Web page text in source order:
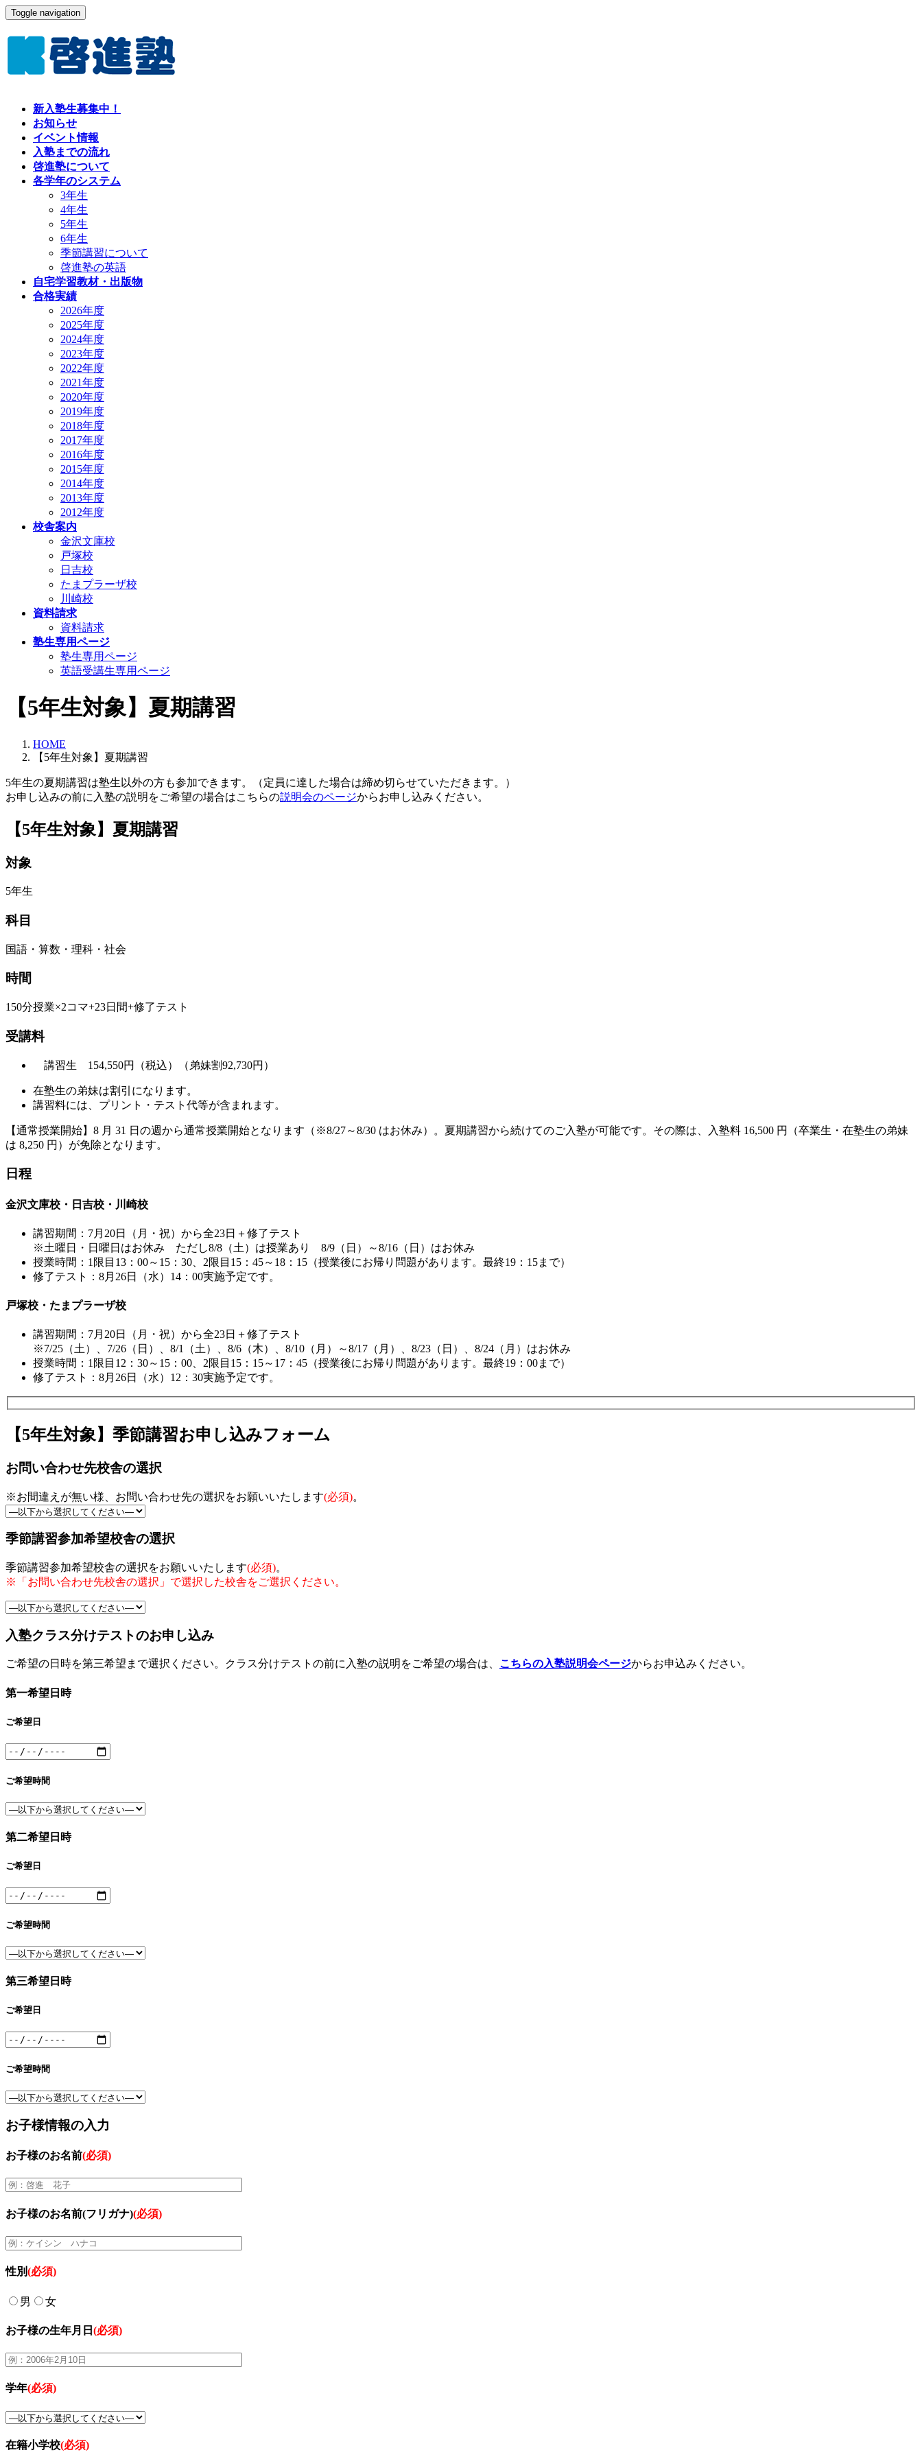
Toggle navigation
新入塾生募集中！
お知らせ
イベント情報
入塾までの流れ
啓進塾について
各学年のシステム
3年生
4年生
5年生
6年生
季節講習について
啓進塾の英語
自宅学習教材・出版物
合格実績
2026年度
2025年度
2024年度
2023年度
2022年度
2021年度
2020年度
2019年度
2018年度
2017年度
2016年度
2015年度
2014年度
2013年度
2012年度
校舎案内
金沢文庫校
戸塚校
日吉校
たまプラーザ校
川崎校
資料請求
資料請求
塾生専用ページ
塾生専用ページ
英語受講生専用ページ
【5年生対象】夏期講習
HOME
【5年生対象】夏期講習
5年生の夏期講習は塾生以外の方も参加できます。（定員に達した場合は締め切らせていただきます。）
お申し込みの前に入塾の説明をご希望の場合はこちらの説明会のページからお申し込みください。
【5年生対象】夏期講習
対象
5年生
科目
国語・算数・理科・社会
時間
150分授業×2コマ+23日間+修了テスト
受講料
講習生 154,550円（税込）（弟妹割92,730円）
在塾生の弟妹は割引になります。
講習料には、プリント・テスト代等が含まれます。
【通常授業開始】8 月 31 日の週から通常授業開始となります（※8/27～8/30 はお休み）。夏期講習から続けてのご入塾が可能です。その際は、入塾料 16,500 円（卒業生・在塾生の弟妹
は 8,250 円）が免除となります。
日程
金沢文庫校・日吉校・川崎校
講習期間：7月20日（月・祝）から全23日＋修了テスト
※土曜日・日曜日はお休み ただし8/8（土）は授業あり 8/9（日）～8/16（日）はお休み
授業時間：1限目13：00～15：30、2限目15：45～18：15（授業後にお帰り問題があります。最終19：15まで）
修了テスト：8月26日（水）14：00実施予定です。
戸塚校・たまプラーザ校
講習期間：7月20日（月・祝）から全23日＋修了テスト
※7/25（土）、7/26（日）、8/1（土）、8/6（木）、8/10（月）～8/17（月）、8/23（日）、8/24（月）はお休み
授業時間：1限目12：30～15：00、2限目15：15～17：45（授業後にお帰り問題があります。最終19：00まで）
修了テスト：8月26日（水）12：30実施予定です。
【5年生対象】季節講習お申し込みフォーム
お問い合わせ先校舎の選択
※お間違えが無い様、お問い合わせ先の選択をお願いいたします(必須)。
季節講習参加希望校舎の選択
季節講習参加希望校舎の選択をお願いいたします(必須)。
※「お問い合わせ先校舎の選択」で選択した校舎をご選択ください。
入塾クラス分けテストのお申し込み
ご希望の日時を第三希望まで選択ください。クラス分けテストの前に入塾の説明をご希望の場合は、 こちらの入塾説明会ページからお申込みください。
第一希望日時
ご希望日
ご希望時間
第二希望日時
ご希望日
ご希望時間
第三希望日時
ご希望日
ご希望時間
お子様情報の入力
お子様のお名前(必須)
お子様のお名前(フリガナ)(必須)
性別(必須)
男 女
お子様の生年月日 (必須)
学年(必須)
在籍小学校(必須)